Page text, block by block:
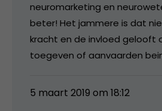
neuromarketing en
beter! Het jammere is dat
kracht en de invloed gelooft
toegeven of aanvaarden
5 maart 2019 om 18:12